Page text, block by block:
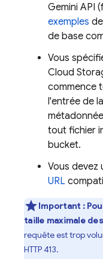
Gemini API
exemples
de base
Vous
Cloud
commence
l'entrée de
tout fichier
bucket.
Vous devez
URL
Important :
taille maximale
requête est trop
HTTP 413.